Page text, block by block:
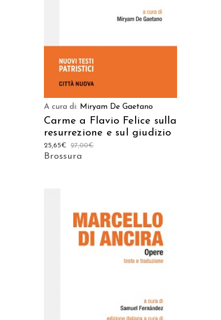
A cura di: Miryam De Gaetano
Carme a Flavio Felice sulla
resurrezione e sul giudizio
27,00€
25,65€
Brossura